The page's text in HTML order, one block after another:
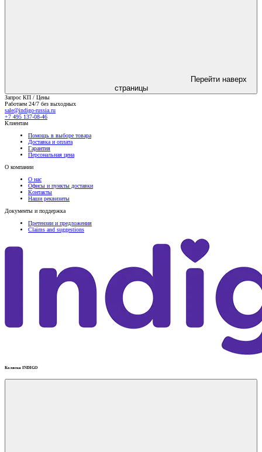
Перейти наверх
страницы
Запрос КП / Цены
Работаем 24/7 без выходных
sale@indigo-russia.ru
+7 495 137-08-46
Клиентам
Помощь в выборе товара
Доставка и оплата
Гарантия
Персональная цена
О компании
О нас
Офисы и пункты доставки
Контакты
Наши реквизиты
Документы и поддержка
Претензии и предложения
Claims and suggestions
Коляска INDIGO